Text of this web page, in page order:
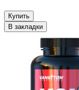
Купить
В закладки